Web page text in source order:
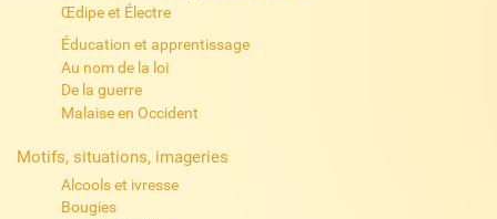
Œdipe et Électre
Éducation et apprentissage
Au nom de la loi
De la guerre
Malaise en Occident
Motifs, situations, imageries
Alcools et ivresse
Bougies